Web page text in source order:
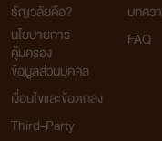
ธัญวลัยคือ?
นโยบายการ
คุ้มครอง
ข้อมูลส่วนบุคคล
เงื่อนไขและข้อตกลง
Third-Party
บทคว
FAQ